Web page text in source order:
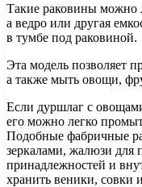
Такие раковины можно
а ведро или другая
в тумбе под раковиной.
Эта модель позволяет
а также мыть овощи,
Если дуршлаг с
его можно легко
Подобные фабричные
зеркалами, жалюзи для
принадлежностей и
хранить веники, совки